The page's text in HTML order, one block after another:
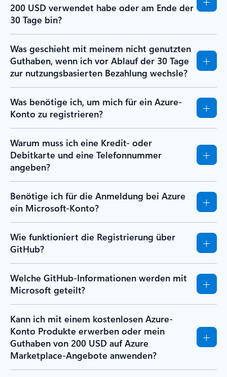
200 USD verwendet habe oder am Ende der
30 Tage bin?
Was geschieht mit meinem nicht genutzten
Guthaben, wenn ich vor Ablauf der 30 Tage
zur nutzungsbasierten Bezahlung wechsle?
Was benötige ich, um mich für ein Azure-
Konto zu registrieren?
Warum muss ich eine Kredit- oder
Debitkarte und eine Telefonnummer
angeben?
Benötige ich für die Anmeldung bei Azure
ein Microsoft-Konto?
Wie funktioniert die Registrierung über
GitHub?
Welche GitHub-Informationen werden mit
Microsoft geteilt?
Kann ich mit einem kostenlosen Azure-
Konto Produkte erwerben oder mein
Guthaben von 200 USD auf Azure
Marketplace-Angebote anwenden?